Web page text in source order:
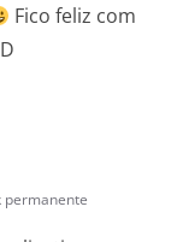
Fico feliz com
permanente